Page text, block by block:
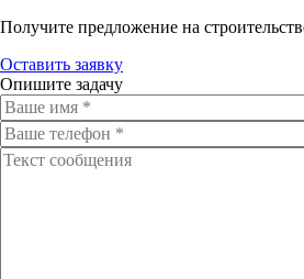
Получите предложение на
Оставить заявку
Опишите задачу